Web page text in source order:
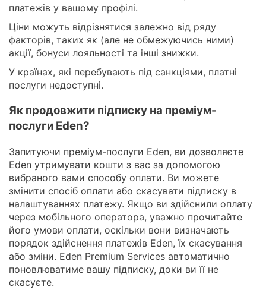
платежів у вашому профілі.
Ціни можуть відрізнятися залежно від ряду
факторів, таких як (але не обмежуючись ними)
акції, бонуси лояльності та інші знижки.
У країнах, які перебувають під санкціями, платні
послуги недоступні.
Як продовжити підписку на преміум-
послуги Eden?
Запитуючи преміум-послуги Eden, ви дозволяєте
Eden утримувати кошти з вас за допомогою
вибраного вами способу оплати. Ви можете
змінити спосіб оплати або скасувати підписку в
налаштуваннях платежу. Якщо ви здійснили оплату
через мобільного оператора, уважно прочитайте
його умови оплати, оскільки вони визначають
порядок здійснення платежів Eden, їх скасування
або зміни. Eden Premium Services автоматично
поновлюватиме вашу підписку, доки ви її не
скасуєте.